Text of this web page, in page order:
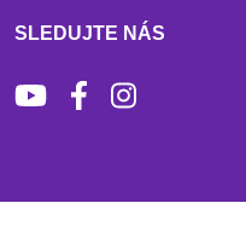
SLEDUJTE NÁS